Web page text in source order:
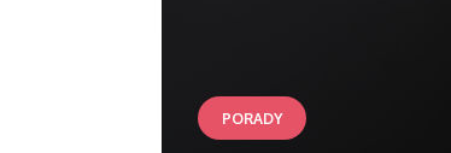
PORADY